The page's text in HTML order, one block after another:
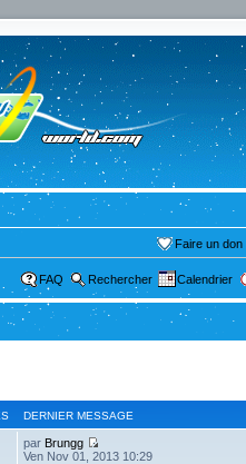
Faire un don
FAQ Rechercher Calendrier
DERNIER MESSAGE
par Brungg
Ven Nov 01, 2013 10:29